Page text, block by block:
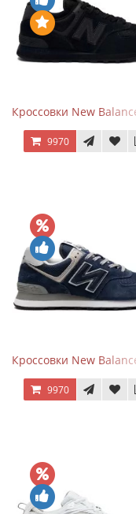
Кроссовки New
9970
Кроссовки New
9970